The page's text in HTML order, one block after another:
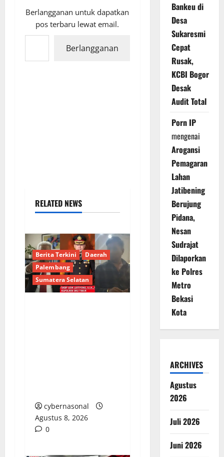
Berlangganan untuk dapatkan
pos terbaru lewat email.
Ketikkan email Anda...
Berlangganan
RELATED NEWS
Berita Terkini
Daerah
Palembang
Sumatera Selatan
cybernasonal
Agustus 8, 2026
0
Bankeu di
Desa
Sukaresmi
Cepat
Rusak,
KCBI Bogor
Desak
Audit Total
Porn IP
mengenai
Arogansi
Pemagaran
Lahan
Jatibening
Berujung
Pidana,
Nesan
Sudrajat
Dilaporkan
ke Polres
Metro
Bekasi
Kota
ARCHIVES
Agustus
2026
Juli 2026
Juni 2026